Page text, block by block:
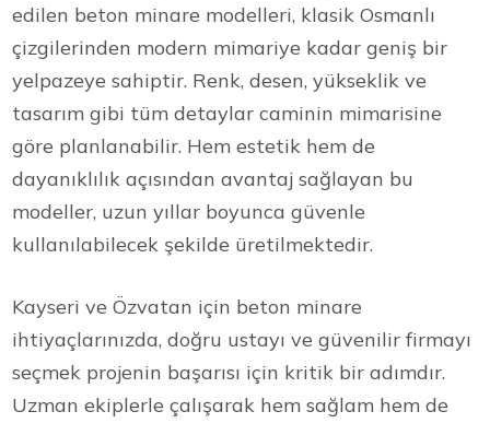
edilen beton minare modelleri, klasik Osmanlı
çizgilerinden modern mimariye kadar geniş bir
yelpazeye sahiptir. Renk, desen, yükseklik ve
tasarım gibi tüm detaylar caminin mimarisine
göre planlanabilir. Hem estetik hem de
dayanıklılık açısından avantaj sağlayan bu
modeller, uzun yıllar boyunca güvenle
kullanılabilecek şekilde üretilmektedir.
Kayseri ve Özvatan için beton minare
ihtiyaçlarınızda, doğru ustayı ve güvenilir firmayı
seçmek projenin başarısı için kritik bir adımdır.
Uzman ekiplerle çalışarak hem sağlam hem de